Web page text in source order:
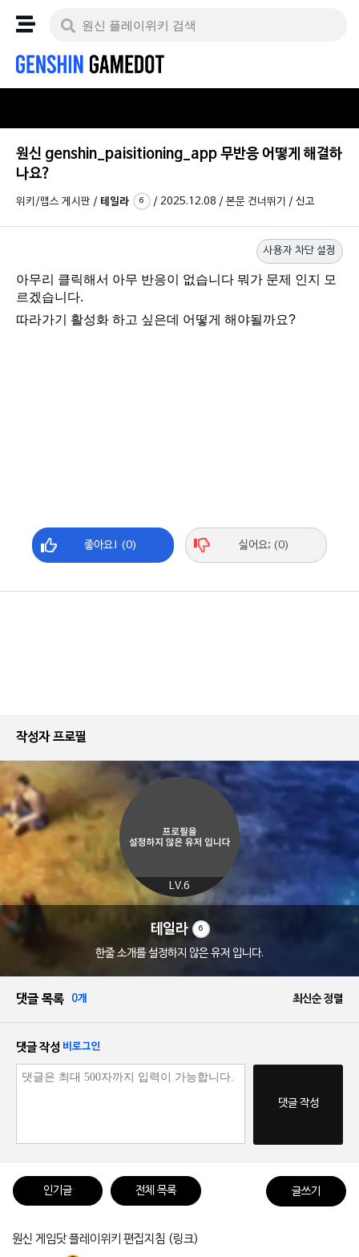
원신 genshin_paisitioning_app 무반응 어떻게 해결하
나요?
위키/맵스 게시판 / 테일라 6 / 2025.12.08 / 본문 건너뛰기 / 신고
사용자 차단 설정
아무리 클릭해서 아무 반응이 없습니다 뭐가 문제 인지 모
르겠습니다.
따라가기 활성화 하고 싶은데 어떻게 해야될까요?
좋아요! (0) 싫어요; (0)
작성자 프로필
LV.6
테일라 6
한줄 소개를 설정하지 않은 유저 입니다.
댓글 목록 0개 최신순 정렬
댓글 작성 비로그인
댓글 작성
인기글 전체 목록 글쓰기
원신 게임닷 플레이위키 편집지침 (링크)